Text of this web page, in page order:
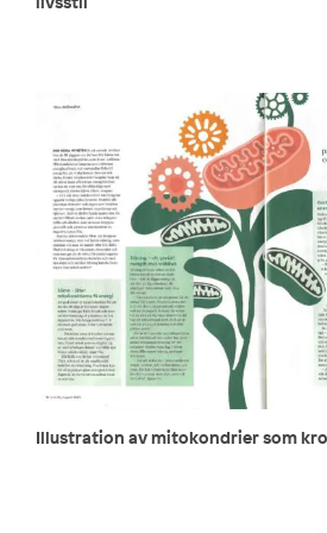
Illustration av mitokondrier som